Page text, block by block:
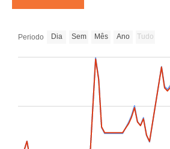
Periodo Dia Sem Mês Ano Tudo